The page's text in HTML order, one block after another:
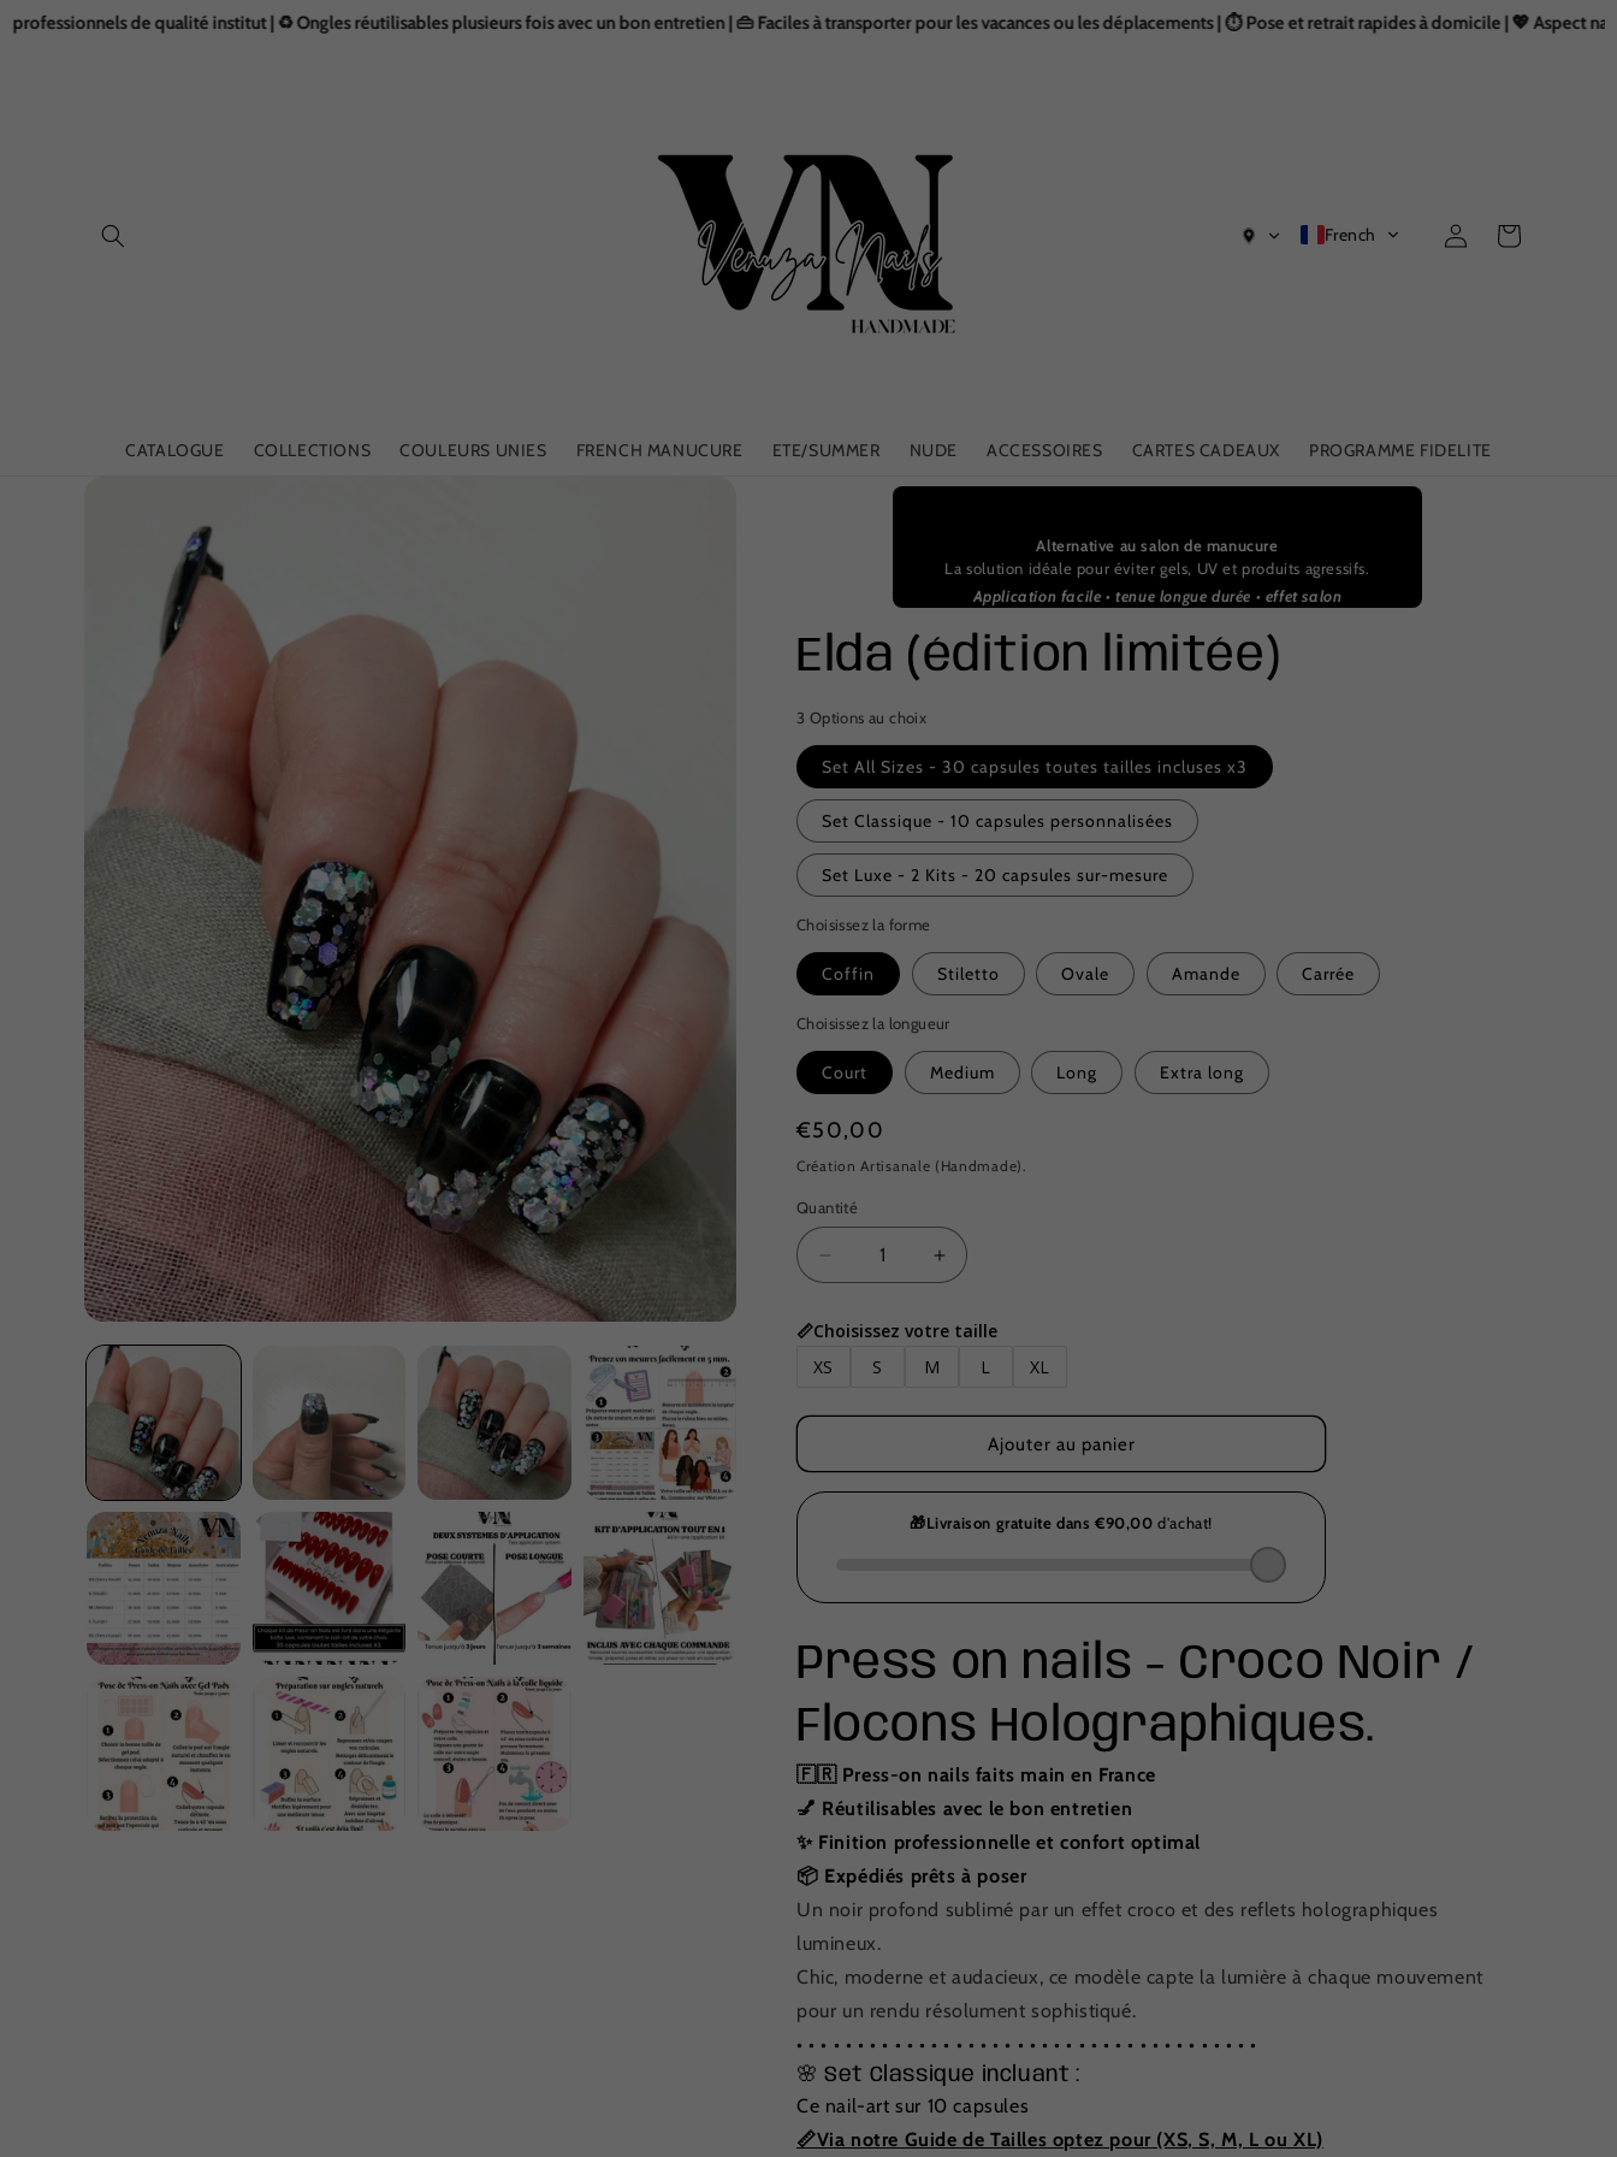
de qualité institut | ♻️ Ongles réutilisables plusieurs fois avec un bon entretien | 👜 Faciles à transporter pour les vacances ou les déplacements | ⏱️ Pose et retrait rapides à domicile | 💖 Aspect naturel et
passer
CATALOGUE COLLECTIONS COULEURS UNIES FRENCH MANUCURE ETE/SUMMER NUDE ACCESSOIRES CARTES CADEAUX PROGRAMME FIDELITE
French Connexion Panier
Alternative au salon de manucure
La solution idéale pour éviter gels, UV et produits agressifs.
Application facile • tenue longue durée • effet salon
Elda (édition limitée)
3 Options au choix
Set All Sizes - 30 capsules toutes tailles incluses x3
Set Classique - 10 capsules personnalisées
Set Luxe - 2 Kits - 20 capsules sur-mesure
Choisissez la forme
Coffin Stiletto Ovale Amande Carrée
Choisissez la longueur
Court Medium Long Extra long
Prix
habituel
€50,00
Création Artisanale (Handmade).
SKU:
Quantité
Quantité
Réduire
la
de
Elda
limitée)
Augmenter
la
de
Elda
limitée)
📏Choisissez votre taille
XS
S M L XL
Ajouter au panier
Press on nails - Croco Noir /
Flocons Holographiques.
🇫🇷 Press-on nails faits main en France
💅 Réutilisables avec le bon entretien
✨ Finition professionnelle et confort optimal
📦 Expédiés prêts à poser
Un noir profond sublimé par un effet croco et des reflets holographiques
lumineux.
Chic, moderne et audacieux, ce modèle capte la lumière à chaque mouvement
pour un rendu résolument sophistiqué.
• • • • • • • • • • • • • • • • • • • • • • • • • • • • • • • • • • • • • •
🌸 Set Classique incluant :
Ce nail-art sur 10 capsules
📏Via notre Guide de Tailles optez pour (XS, S, M, L ou XL)